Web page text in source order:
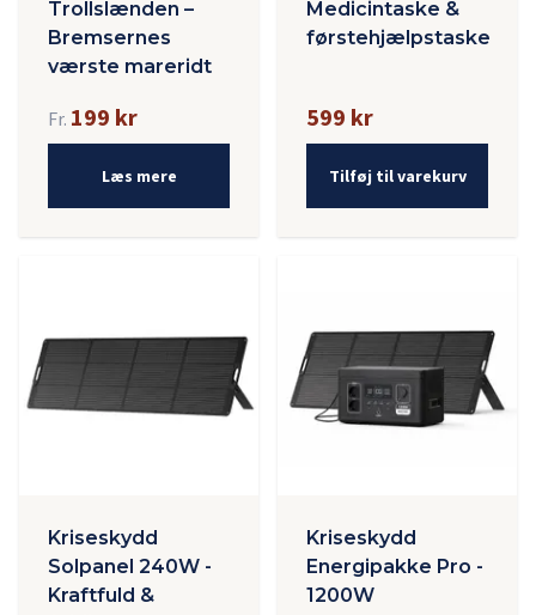
Trollslænden –
Bremsernes
værste mareridt
Fr. 199 kr
Læs mere
Medicintaske &
førstehjælpstaske
599 kr
Tilføj til varekurv
Kriseskydd
Solpanel 240W -
Kraftfuld &
Kriseskydd
Energipakke Pro -
1200W